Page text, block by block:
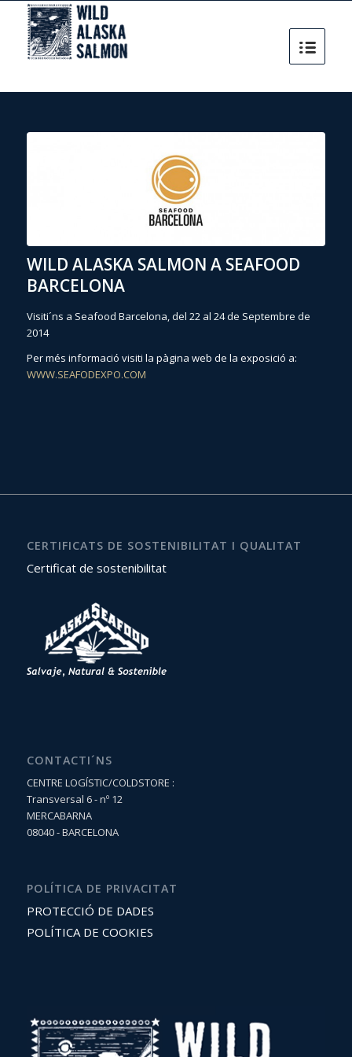
WILD ALASKA SALMON A SEAFOOD
BARCELONA
Visiti´ns a Seafood Barcelona, del 22 al 24 de Septembre de
2014
Per més informació visiti la pàgina web de la exposició a:
WWW.SEAFODEXPO.COM
CERTIFICATS DE SOSTENIBILITAT I QUALITAT
Certificat de sostenibilitat
CONTACTI´NS
CENTRE LOGÍSTIC/COLDSTORE :
Transversal 6 - nº 12
MERCABARNA
08040 - BARCELONA
POLÍTICA DE PRIVACITAT
PROTECCIÓ DE DADES
POLÍTICA DE COOKIES